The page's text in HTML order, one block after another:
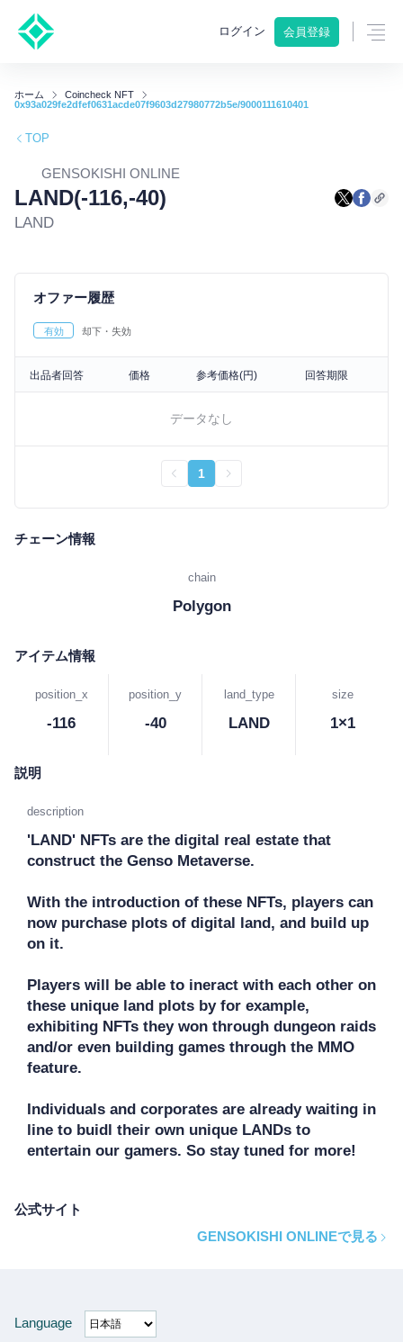
ログイン 会員登録
ホーム
Coincheck NFT
0x93a029fe2dfef0631acde07f9603d27980772b5e/9000111610401
TOP
GENSOKISHI ONLINE
LAND(-116,-40)
LAND
オファー履歴
有効 却下・失効
出品者回答 価格 参考価格(円) 回答期限
データなし
1
チェーン情報
chain
Polygon
アイテム情報
position_x
-116
position_y
-40
land_type
LAND
size
1×1
説明
description
'LAND' NFTs are the digital real estate that
construct the Genso Metaverse.
With the introduction of these NFTs, players can
now purchase plots of digital land, and build up
on it.
Players will be able to ineract with each other on
these unique land plots by for example,
exhibiting NFTs they won through dungeon raids
and/or even building games through the MMO
feature.
Individuals and corporates are already waiting in
line to buidl their own unique LANDs to
entertain our gamers. So stay tuned for more!
公式サイト
GENSOKISHI ONLINEで見る
Language